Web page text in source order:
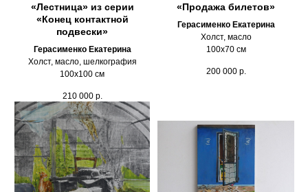
«Лестница» из серии
«Конец контактной
подвески»
Герасименко Екатерина
Холст, масло, шелкография
100х100 см
210 000 р.
«Продажа билетов»
Герасименко Екатерина
Холст, масло
100х70 см
200 000 р.